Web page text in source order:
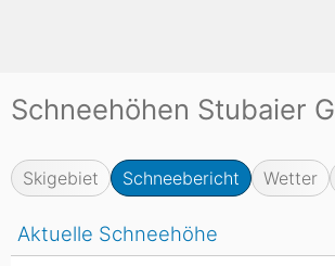
Schneehöhen Stubaier
Skigebiet Schneebericht Wetter
Aktuelle Schneehöhe